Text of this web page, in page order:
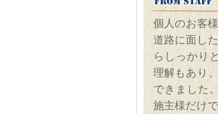
個人のお客
道路に面し
らしっかり
理解もあり
できました
施主様だけ